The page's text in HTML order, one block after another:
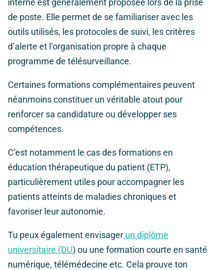
de poste. Elle permet de se familiariser avec les
outils utilisés, les protocoles de suivi, les critères
d’alerte et l’organisation propre à chaque
programme de télésurveillance.
Certaines formations complémentaires peuvent
néanmoins constituer un véritable atout pour
renforcer sa candidature ou développer ses
compétences.
C’est notamment le cas des formations en
éducation thérapeutique du patient (ETP),
particulièrement utiles pour accompagner les
patients atteints de maladies chroniques et
favoriser leur autonomie.
Tu peux également envisager un diplôme
universitaire (DU) ou une formation courte en santé
numérique, télémédecine etc. Cela prouve ton